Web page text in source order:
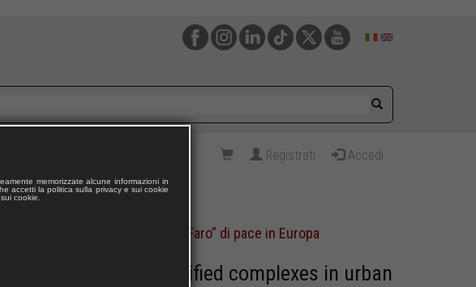
Registrati Accedi
/ La Cittadella di Alessandria “Faro” di pace in Europa
conservation of fortified complexes in urban
memorizzate alcune informazioni in
accetti la politica sulla privacy e sui cookie
cookie.